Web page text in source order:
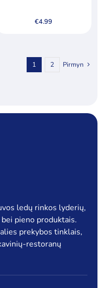
€4.99
1 2 Pirmyn
ledų rinkos lyderių,
pieno produktais.
prekybos tinklais,
restoranų